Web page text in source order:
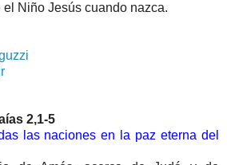
Niño Jesús cuando nazca.
2,1-5
las naciones en la paz eterna del